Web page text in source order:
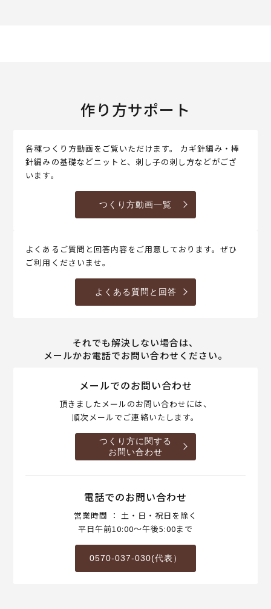
作り方サポート
各種つくり方動画をご覧いただけます。 カギ針編み・棒
針編みの基礎などニットと、刺し子の刺し方などがござ
います。
つくり方動画一覧
よくあるご質問と回答内容をご用意しております。ぜひ
ご利用くださいませ。
よくある質問と回答
それでも解決しない場合は、
メールかお電話でお問い合わせください。
メールでのお問い合わせ
頂きましたメールのお問い合わせには、
順次メールでご連絡いたします。
つくり方に関する
お問い合わせ
電話でのお問い合わせ
営業時間 ： 土・日・祝日を除く
平日午前10:00～午後5:00まで
0570-037-030(代表）